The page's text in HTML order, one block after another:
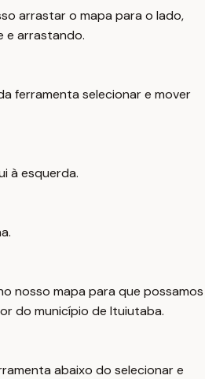
arrastar o mapa para o lado,
e arrastando.
ferramenta selecionar e mover
à esquerda.
nosso mapa para que possamos
do município de Ituiutaba.
abaixo do selecionar e